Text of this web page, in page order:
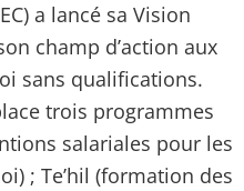
a lancé sa Vision
champ d’action aux
sans qualifications.
trois programmes
salariales pour les
; Te’hil (formation des